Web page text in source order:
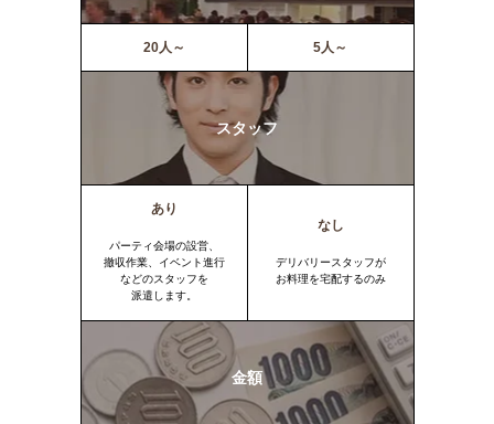
20人～ 5人～
スタッフ
あり
パーティ会場の設営、
撤収作業、イベント進行
などのスタッフを
派遣します。
なし
デリバリースタッフが
お料理を宅配するのみ
金額